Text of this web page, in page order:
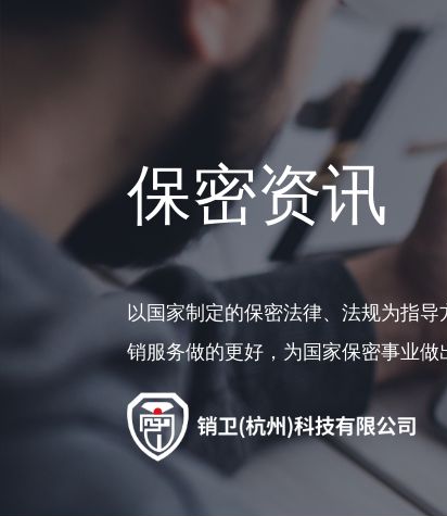
保密资讯
以国家制定的保密法律、法规为指
销服务做的更好，为国家保密事业做